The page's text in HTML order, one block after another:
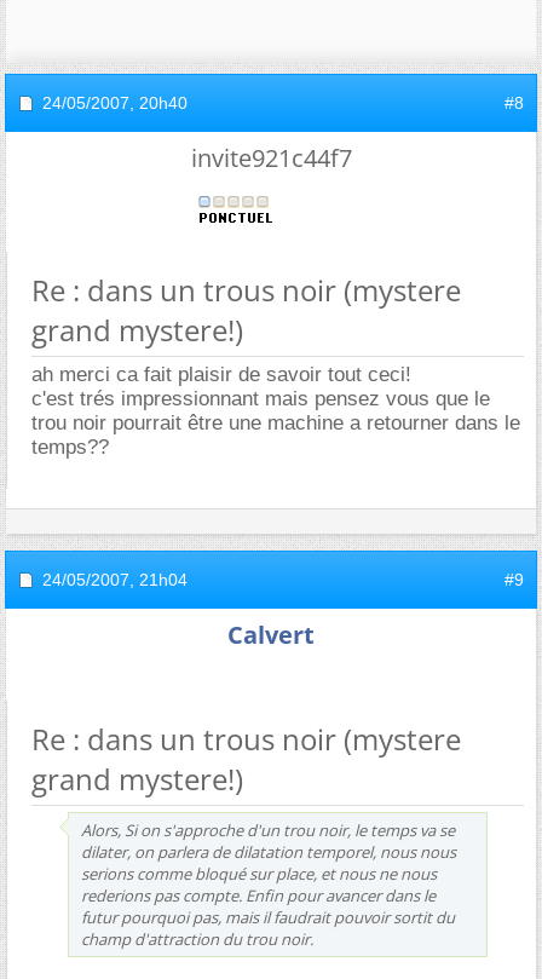
24/05/2007, 20h40 #8
invite921c44f7
Re : dans un trous noir (mystere
grand mystere!)
ah merci ca fait plaisir de savoir tout ceci!
c'est trés impressionnant mais pensez vous que le
trou noir pourrait être une machine a retourner dans le
temps??
24/05/2007, 21h04 #9
Calvert
Re : dans un trous noir (mystere
grand mystere!)
Alors, Si on s'approche d'un trou noir, le temps va se
dilater, on parlera de dilatation temporel, nous nous
serions comme bloqué sur place, et nous ne nous
rederions pas compte. Enfin pour avancer dans le
futur pourquoi pas, mais il faudrait pouvoir sortit du
champ d'attraction du trou noir.